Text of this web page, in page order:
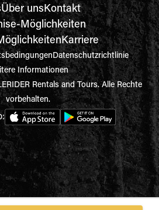
Über unsKontakt
Möglichkeiten
Karriere
Datenschutzrichtlinie
Informationen
Rentals and Tours. Alle Rechte
vorbehalten.